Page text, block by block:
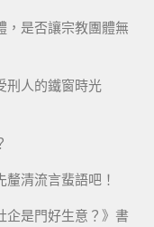
，是否讓宗教團體無
刑人的鐵窗時光
清流言蜚語吧！
企是門好生意？》書